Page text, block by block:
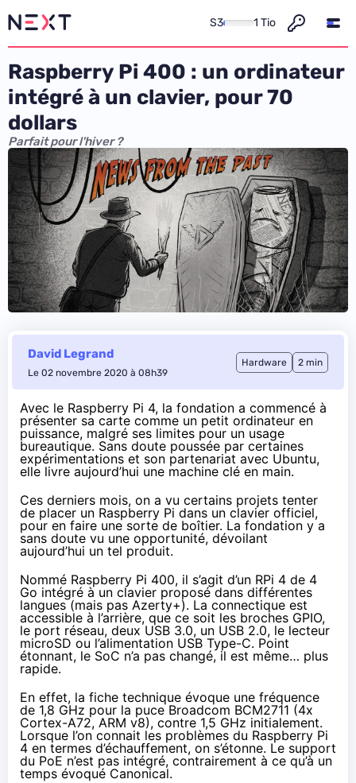
S3 1 Tio
Raspberry Pi 400 : un ordinateur
intégré à un clavier, pour 70
dollars
Parfait pour l'hiver ?
David Legrand
Le 02 novembre 2020 à 08h39
Hardware 2 min
Avec le Raspberry Pi 4, la fondation a commencé à
présenter sa carte comme un petit ordinateur en
puissance, malgré ses limites pour un usage
bureautique. Sans doute poussée par certaines
expérimentations et son partenariat avec Ubuntu,
elle livre aujourd’hui une machine clé en main.
Ces derniers mois, on a vu certains projets tenter
de placer un Raspberry Pi dans un clavier officiel,
pour en faire une sorte de boîtier. La fondation y a
sans doute vu une opportunité, dévoilant
aujourd’hui un tel produit.
Nommé Raspberry Pi 400, il s’agit d’un RPi 4 de 4
Go intégré à un clavier proposé dans différentes
langues (mais pas Azerty+). La connectique est
accessible à l’arrière, que ce soit les broches GPIO,
le port réseau, deux USB 3.0, un USB 2.0, le lecteur
microSD ou l’alimentation USB Type-C. Point
étonnant, le SoC n’a pas changé, il est même… plus
rapide.
En effet, la fiche technique évoque une fréquence
de 1,8 GHz pour la puce Broadcom BCM2711 (4x
Cortex-A72, ARM v8), contre 1,5 GHz initialement.
Lorsque l’on connait les problèmes du Raspberry Pi
4 en termes d’échauffement, on s’étonne. Le support
du PoE n’est pas intégré, contrairement à ce qu’à un
temps évoqué Canonical.